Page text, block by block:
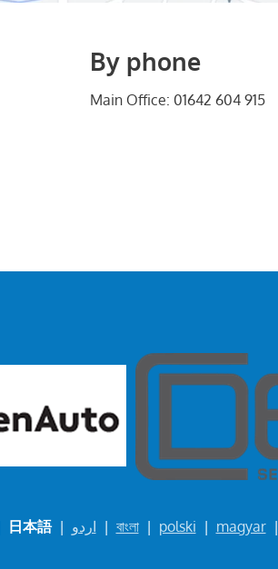
By phone
Main Office: 01642 604 915
日本語| اردو | বাংলা| polski | magyar|